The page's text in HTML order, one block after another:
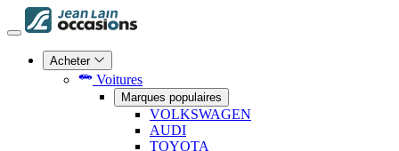
Acheter
Voitures
Marques populaires
VOLKSWAGEN
AUDI
TOYOTA